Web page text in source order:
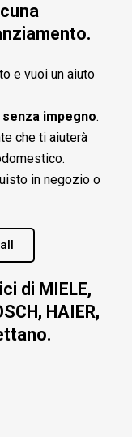
e vuoi un aiuto
impegno.
che ti aiuterà
in negozio o
di MIELE,
HAIER,